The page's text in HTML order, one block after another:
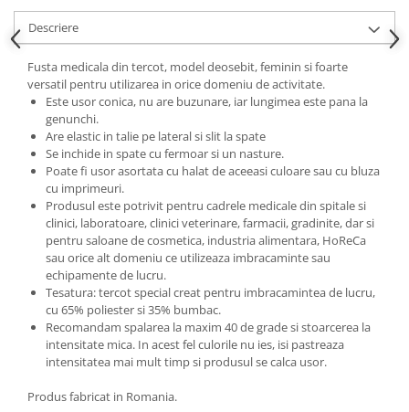
Descriere
Fusta medicala din tercot, model deosebit, feminin si foarte
versatil pentru utilizarea in orice domeniu de activitate.
Este usor conica, nu are buzunare, iar lungimea este pana la
genunchi.
Are elastic in talie pe lateral si slit la spate
Se inchide in spate cu fermoar si un nasture.
Poate fi usor asortata cu halat de aceeasi culoare sau cu bluza
cu imprimeuri.
Produsul este potrivit pentru cadrele medicale din spitale si
clinici, laboratoare, clinici veterinare, farmacii, gradinite, dar si
pentru saloane de cosmetica, industria alimentara, HoReCa
sau orice alt domeniu ce utilizeaza imbracaminte sau
echipamente de lucru.
Tesatura: tercot special creat pentru imbracamintea de lucru,
cu 65% poliester si 35% bumbac.
Recomandam spalarea la maxim 40 de grade si stoarcerea la
intensitate mica. In acest fel culorile nu ies, isi pastreaza
intensitatea mai mult timp si produsul se calca usor.
Produs fabricat in Romania.